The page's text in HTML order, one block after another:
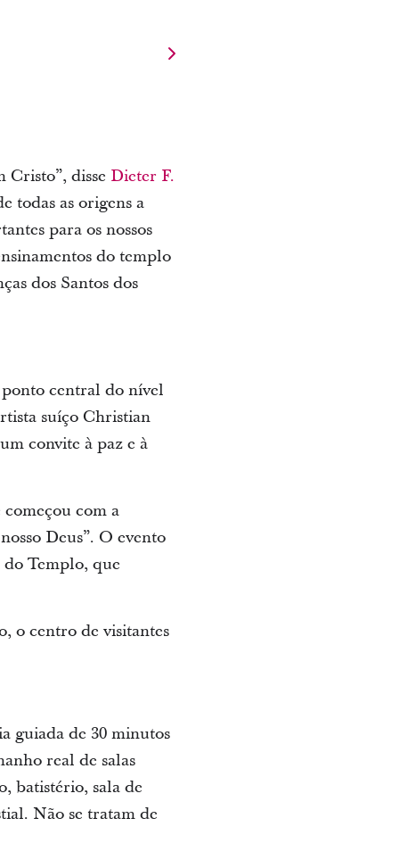
Cristo”, disse Dieter F.
todas as origens a
para os nossos
do templo
dos Santos dos
central do nível
suíço Christian
convite à paz e à
com a
Deus”. O evento
Templo, que
o centro de visitantes
guiada de 30 minutos
real de salas
batistério, sala de
Não se tratam de